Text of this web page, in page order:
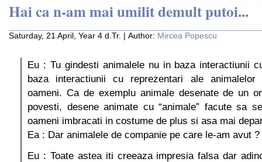
Hai ca n-am mai umilit demult putoi...
Saturday, 21 April, Year 4 d.Tr. | Author: Mircea Popescu
Eu : Tu gindesti animalele nu in baza interactiunii
baza interactiunii cu reprezentari ale
oameni. Ca de exemplu animale desenate de un
povesti, desene animate cu “animale” facute sa
oameni imbracati in costume de plus si asa mai
Ea : Dar animalele de companie pe care le-am avut ?
Eu : Toate astea iti creeaza impresia falsa dar